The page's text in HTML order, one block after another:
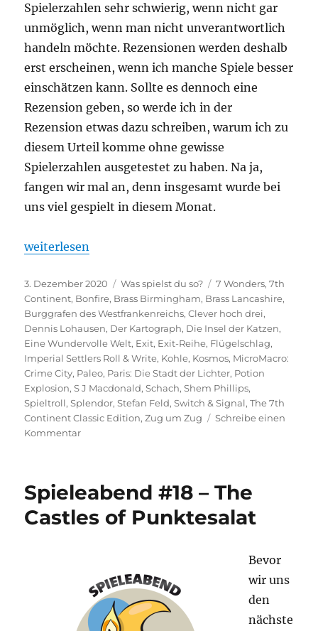
Spielerzahlen sehr schwierig, wenn nicht gar
unmöglich, wenn man nicht unverantwortlich
handeln möchte. Rezensionen werden deshalb
erst erscheinen, wenn ich manche Spiele besser
einschätzen kann. Sollte es dennoch eine
Rezension geben, so werde ich in der
Rezension etwas dazu schreiben, warum ich zu
diesem Urteil komme ohne gewisse
Spielerzahlen ausgetestet zu haben. Na ja,
fangen wir mal an, denn insgesamt wurde bei
uns viel gespielt in diesem Monat.
„Was spielst du so? – November 2020“
weiterlesen
Veröffentlicht
am
3. Dezember 2020 Kategorien
Was spielst du so? Schlagwörter
7 Wonders,7th
Continent, Bonfire, Brass Birmingham, Brass Lancashire,
Burggrafen des Westfrankenreichs,Clever hoch drei,
Dennis Lohausen, Der Kartograph, Die Insel der Katzen,
Eine Wundervolle Welt, Exit, Exit-Reihe, Flügelschlag,
Imperial Settlers Roll & Write, Kohle, Kosmos, MicroMacro:
Crime City, Paleo, Paris: Die Stadt der Lichter, Potion
Explosion,S J Macdonald,Schach,Shem Phillips,
Spieltroll,Splendor,Stefan Feld,Switch & Signal,The 7th
Continent Classic Edition,Zug um Zug
Schreibe einen
Kommentarzu
so?
November
Spieleabend #18 – The
Castles of Punktesalat
Bevor
wir uns
den
nächste